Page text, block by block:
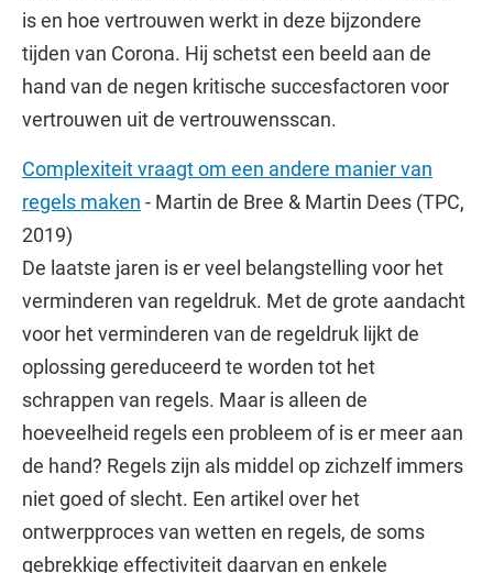
is en hoe vertrouwen werkt in deze bijzondere
tijden van Corona. Hij schetst een beeld aan de
hand van de negen kritische succesfactoren voor
vertrouwen uit de vertrouwensscan.
Complexiteit vraagt om een andere manier van
regels maken - Martin de Bree & Martin Dees (TPC,
2019)
De laatste jaren is er veel belangstelling voor het
verminderen van regeldruk. Met de grote aandacht
voor het verminderen van de regeldruk lijkt de
oplossing gereduceerd te worden tot het
schrappen van regels. Maar is alleen de
hoeveelheid regels een probleem of is er meer aan
de hand? Regels zijn als middel op zichzelf immers
niet goed of slecht. Een artikel over het
ontwerpproces van wetten en regels, de soms
gebrekkige effectiviteit daarvan en enkele